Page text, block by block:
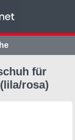
für
rosa)